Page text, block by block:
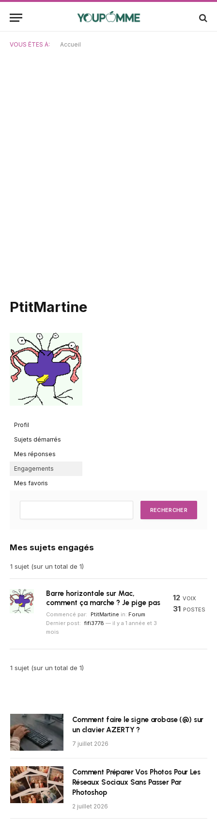
VOUS ÊTES À: Accueil
PtitMartine
Profil
Sujets démarrés
Mes réponses
Engagements
Mes favoris
Mes sujets engagés
1 sujet (sur un total de 1)
Barre horizontale sur Mac,
comment ça marche ? Je pige pas
Commencé par: PtitMartine in: Forum
Dernier post: fifi3778 — il y a 1 année et 3
mois
12 VOIX
31 POSTES
1 sujet (sur un total de 1)
Comment faire le signe arobase (@) sur
un clavier AZERTY ?
7 juillet 2026
Comment Préparer Vos Photos Pour Les
Réseaux Sociaux Sans Passer Par
Photoshop
2 juillet 2026